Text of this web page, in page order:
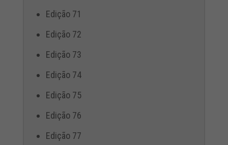
Edição 71
Edição 72
Edição 73
Edição 74
Edição 75
Edição 76
Edição 77